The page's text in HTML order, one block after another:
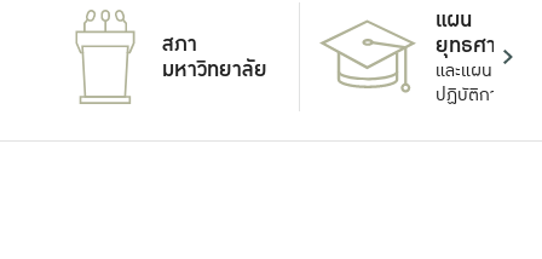
สภา
มหาวิทยาลัย
แผน
ยุทธศาสตร์
และแผน
ปฏิบัติการ